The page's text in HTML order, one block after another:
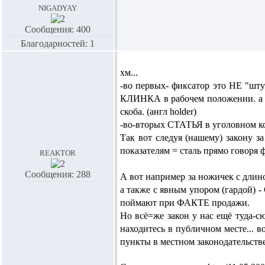
nigadyay
Сообщения: 400
Благодарностей: 1
reaktor
Сообщения: 288
хм...
-во первых- фиксатор это НЕ
КЛИНКА в рабочем положении. а
скоба. (англ holder)
-во-вторых СТАТЬЯ в уголовном
Так вот следуя (нашему) закону
показателям = сталь прямо
А вот например за ножичек с
а также с явным упором
поймают при ФАКТЕ продажи.
Но всё=же закон у нас ещё
находитесь в публичном месте...
пункты в местном